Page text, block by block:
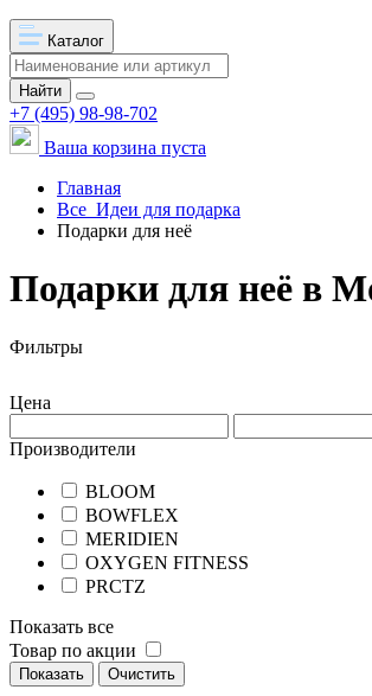
Каталог
Найти
+7 (495) 98-98-702
Ваша корзина пуста
Главная
Все Идеи для подарка
Подарки для неё
Подарки для неё в
Фильтры
Цена
Производители
BLOOM
BOWFLEX
MERIDIEN
OXYGEN FITNESS
PRCTZ
Показать все
Товар по акции
Показать Очистить